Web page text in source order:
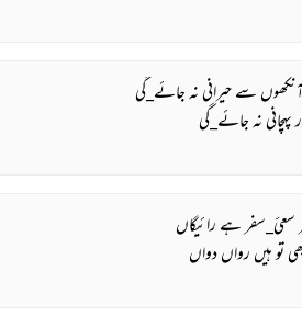
سے حیرانی نہ جائے_گی
نہ جائے_گی
ہے رائیگاں
تو ہیں رواں دواں